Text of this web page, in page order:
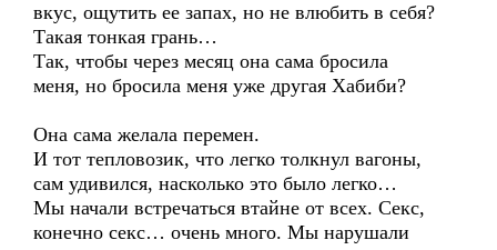
вкус, ощутить ее запах, но не влюбить в себя?
Такая тонкая грань…
Так, чтобы через месяц она сама бросила
меня, но бросила меня уже другая Хабиби?
Она сама желала перемен.
И тот тепловозик, что легко толкнул вагоны,
сам удивился, насколько это было легко…
Мы начали встречаться втайне от всех. Секс,
конечно секс… очень много. Мы нарушали